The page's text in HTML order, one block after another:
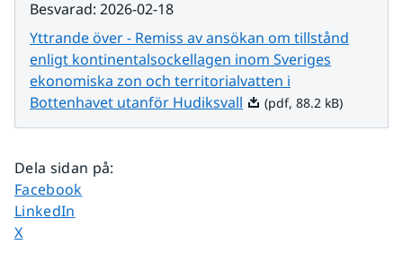
Besvarad: 2026-02-18
Yttrande över - Remiss av ansökan om tillstånd
enligt kontinentalsockellagen inom Sveriges
ekonomiska zon och territorialvatten i
Bottenhavet utanför Hudiksvall Pdf, 88.2 kB.
(pdf, 88.2 kB)
Dela sidan på:
Dela sidan på
Facebook
Dela sidan på
LinkedIn
Dela sidan på
X